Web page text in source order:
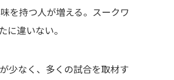
を持つ人が増える。スークワ
違いない。
少なく、多くの試合を取材す